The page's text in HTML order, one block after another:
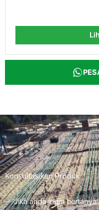
Konsultasikan Produk
Jika anda ingin